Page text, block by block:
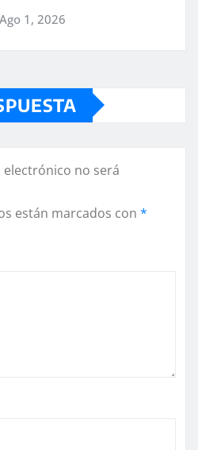
Ago 1, 2026
no será
están marcados con *